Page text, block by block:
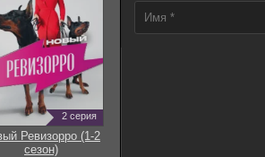
2 серия
Ревизорро (1-2
сезон)